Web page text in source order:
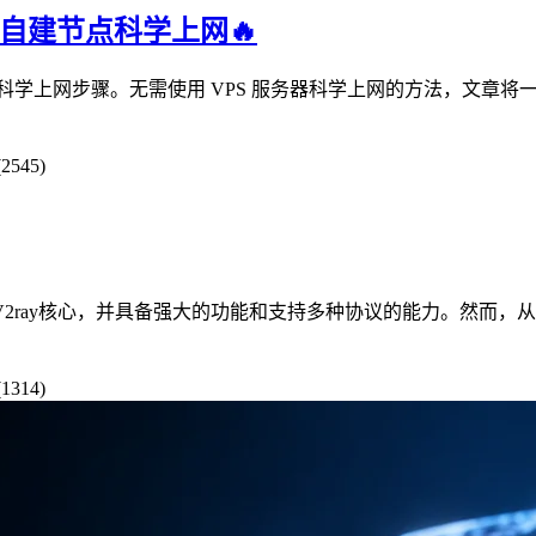
建节点科学上网🔥
学上网步骤。无需使用 VPS 服务器科学上网的方法，文章将
核心，并具备强大的功能和支持多种协议的能力。然而，